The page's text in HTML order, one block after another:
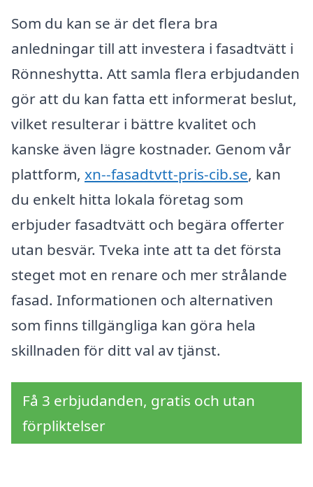
Som du kan se är det flera bra
anledningar till att investera i fasadtvätt i
Rönneshytta. Att samla flera erbjudanden
gör att du kan fatta ett informerat beslut,
vilket resulterar i bättre kvalitet och
kanske även lägre kostnader. Genom vår
plattform, xn--fasadtvtt-pris-cib.se, kan
du enkelt hitta lokala företag som
erbjuder fasadtvätt och begära offerter
utan besvär. Tveka inte att ta det första
steget mot en renare och mer strålande
fasad. Informationen och alternativen
som finns tillgängliga kan göra hela
skillnaden för ditt val av tjänst.
Få 3 erbjudanden, gratis och utan
förpliktelser